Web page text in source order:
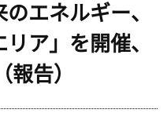
エネルギー、
ア」を開催、
告）